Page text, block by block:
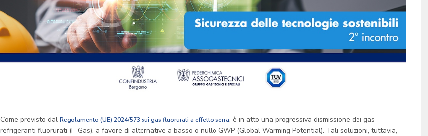
Come previsto dal Regolamento (UE) 2024/573 sui gas fluorurati a effetto serra, è in atto una progressiva dismissione dei gas
refrigeranti fluorurati (F-Gas), a favore di alternative a basso o nullo GWP (Global Warming Potential). Tali soluzioni, tuttavia,